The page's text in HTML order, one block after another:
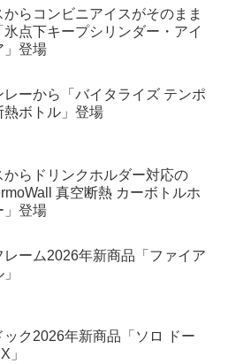
からコンビニアイスがそのまま
氷点下キープシリンダー・アイ
」登場
レーから「バイタライズ テンポ
熱ボトル」登場
からドリンクホルダー対応の
真空断熱 カーボトルホ
」登場
レーム2026年新商品「ファイア
ック2026年新商品「ソロ ドー
」